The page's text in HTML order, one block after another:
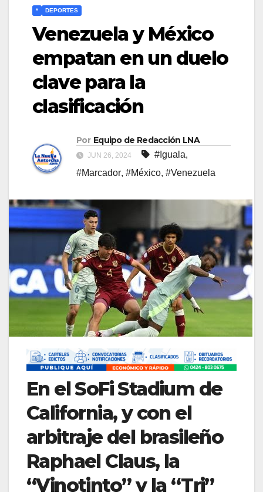
* DEPORTES
Venezuela y México
empatan en un duelo
clave para la
clasificación
Por Equipo de Redacción LNA
JUN 26, 2024 #Iguala,
#Marcador, #México, #Venezuela
En el SoFi Stadium de
California, y con el
arbitraje del brasileño
Raphael Claus, la
“Vinotinto” y la “Tri”